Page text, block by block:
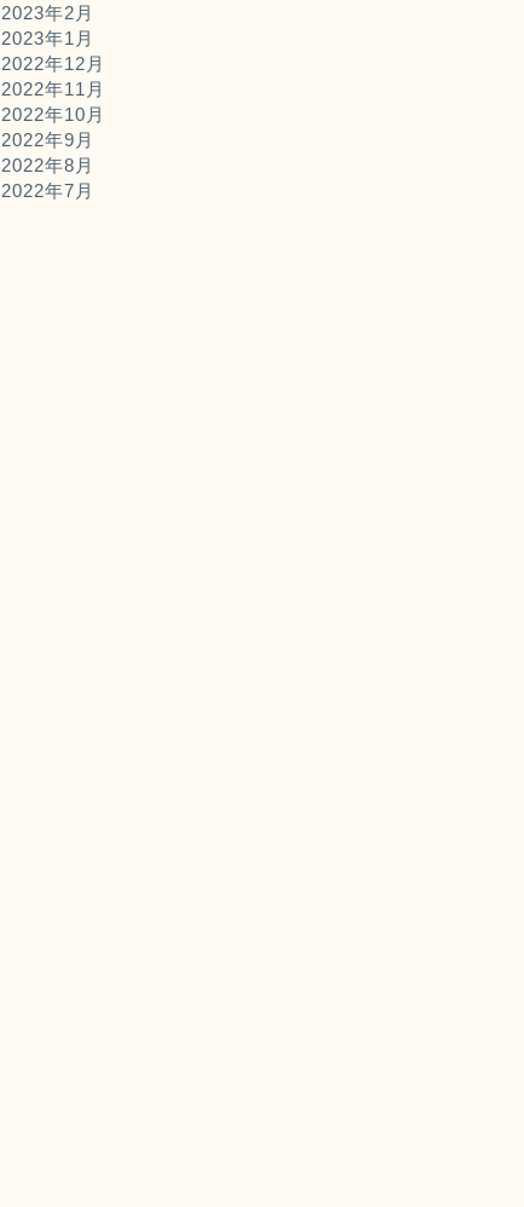
2023年2月
2023年1月
2022年12月
2022年11月
2022年10月
2022年9月
2022年8月
2022年7月